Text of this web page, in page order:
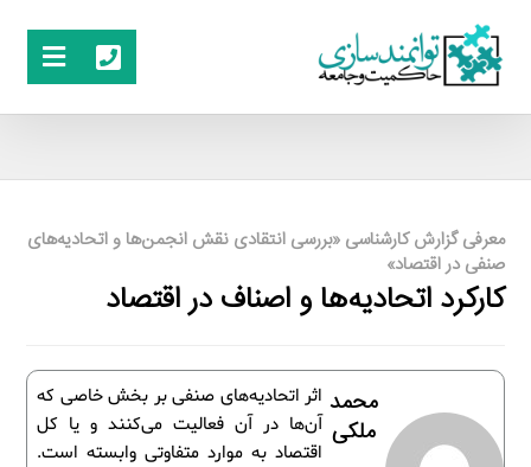
معرفی گزارش کارشناسی «بررسی انتقادی نقش انجمن‌ها و اتحادیه‌های
صنفی در اقتصاد»
کارکرد اتحادیه‌ها و اصناف در اقتصاد
اثر اتحادیه‌های صنفی بر بخش خاصی که
آن‌ها در آن فعالیت می‌کنند و یا کل
اقتصاد به موارد متفاوتی وابسته است.
محمد
ملکی